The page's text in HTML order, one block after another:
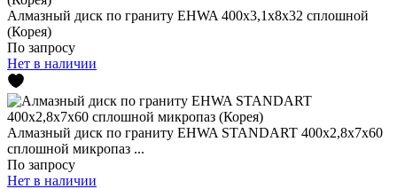
Алмазный диск по граниту EHWA 400x3,1x8x32 сплошной
(Корея)
По запросу
Нет в наличии
Алмазный диск по граниту EHWA STANDART 400x2,8x7x60
сплошной микропаз ...
По запросу
Нет в наличии